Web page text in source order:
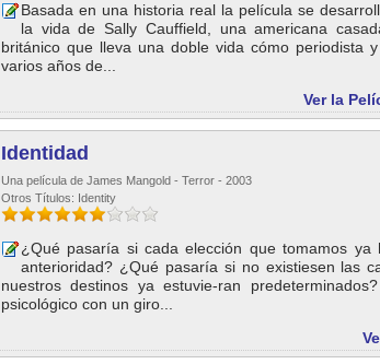
Basada en una historia real la película se
la vida de Sally Cauffield, una americana
británico que lleva una doble vida cómo periodista
varios años de...
Ver la
Identidad
Una película de James Mangold - Terror - 2003
Otros Títulos: Identity
¿Qué pasaría si cada elección que tomamos ya
anterioridad? ¿Qué pasaría si no existiesen las
nuestros destinos ya estuvie-ran
psicológico con un giro...